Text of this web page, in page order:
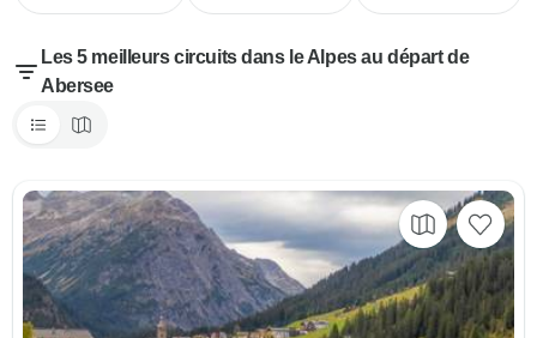
Les 5 meilleurs circuits dans le Alpes au départ de
Abersee